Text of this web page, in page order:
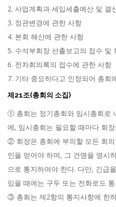
2. 사업계획과 세입세출예산 및 결
3. 정관변경에 관한 사항
4. 본회 해산에 관한 사항
5. 수석부회장 선출보고의 접수 및
6. 전차회의록의 접수에 관한 사항
7. 기타 중요하다고 인정되어 총회
제21조(총회의 소집)
① 총회는 정기총회와 임시총회로
에, 임시총회는 필요할 때마다 회
② 회장은 총회에 부의할 모든 회
인을 얻어야 하며, 그 건명을 명시
으로 통지하여야 한다. 다만, 긴급
있을 때에는 구두 또는 전화로도
③ 총회는 제2항의 통지사항에 한